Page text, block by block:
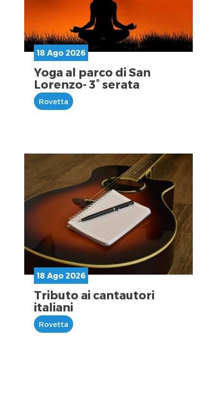
18 Ago 2026
Yoga al parco di San
Lorenzo- 3° serata
Rovetta
18 Ago 2026
Tributo ai cantautori
italiani
Rovetta